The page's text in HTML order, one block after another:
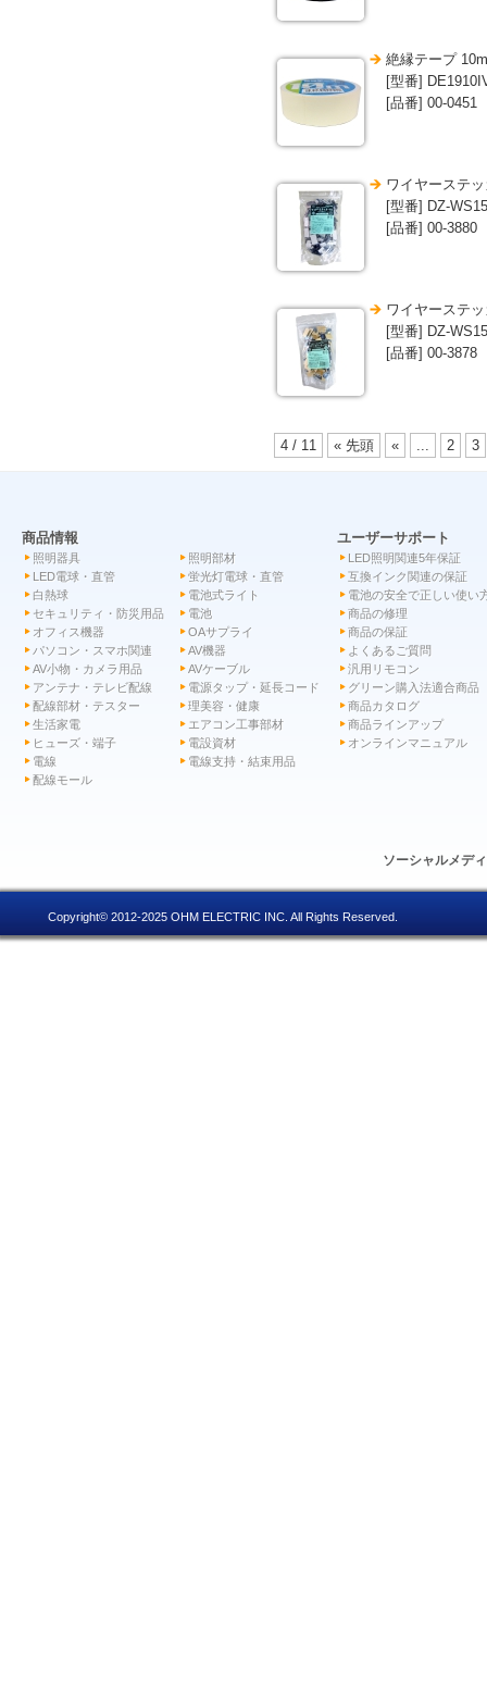
絶縁テープ
[型番]
[品番] 00-0451
ワイヤーステ
[型番] DZ-
[品番] 00-3880
ワイヤーステ
[型番] DZ-
[品番] 00-3878
4 / 11 « 先頭 « ... 2 3
商品情報
照明器具
照明部材
LED電球・直管
蛍光灯電球・直管
白熱球
電池式ライト
セキュリティ・防災用品
電池
オフィス機器
OAサプライ
パソコン・スマホ関連
AV機器
AV小物・カメラ用品
AVケーブル
アンテナ・テレビ配線
電源タップ・延長コード
配線部材・テスター
理美容・健康
生活家電
エアコン工事部材
ヒューズ・端子
電設資材
電線
電線支持・結束用品
配線モール
ユーザーサポート
LED照明関連5年保証
互換インク関連の保証
電池の安全で正しい使い
商品の修理
商品の保証
よくあるご質問
汎用リモコン
グリーン購入法適合商品
商品カタログ
商品ラインアップ
オンラインマニュアル
ソーシャルメデ
Copyright© 2012-2025 OHM ELECTRIC INC. All Rights Reserved.